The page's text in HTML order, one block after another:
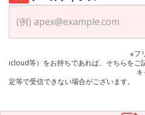
※フ
icloud等）をお持ちであれば、そちらをご
キャリアメールの
定等で受信できない場合がございます。